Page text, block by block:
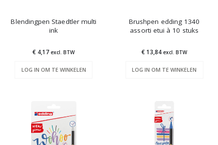
Blendingpen Staedtler multi
ink
€ 4,17 excl. BTW
LOG IN OM TE WINKELEN
Brushpen edding 1340
assorti etui à 10 stuks
€ 13,84 excl. BTW
LOG IN OM TE WINKELEN